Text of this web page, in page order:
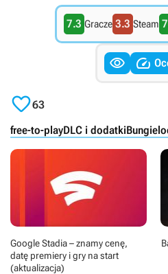
7.3 Gracze 3.3 Steam
 
63
free-to-playDLC i dodatkiBungie
Google Stadia – znamy cenę,
datę premiery i gry na start
(aktualizacja)